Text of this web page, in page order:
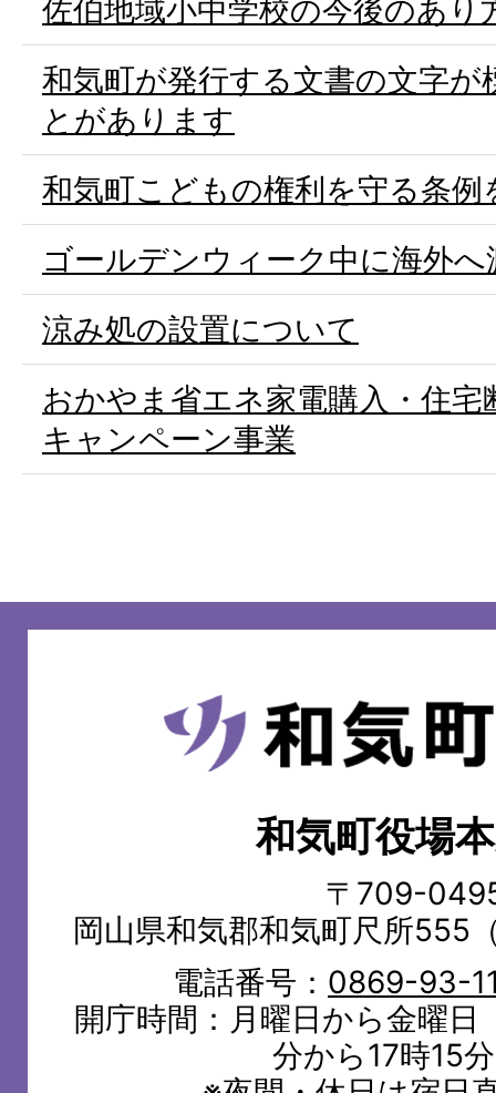
佐伯地域小中学校の今後のあり
和気町が発行する文書の文字
とがあります
和気町こどもの権利を守る条
ゴールデンウィーク中に海外
涼み処の設置について
おかやま省エネ家電購入・住
キャンペーン事業
和
気
和気町役場
〒709-
岡山県和気郡和気町尺所555
電話番号： 0869-93-
開庁時間：月曜日から金曜
分から17時15